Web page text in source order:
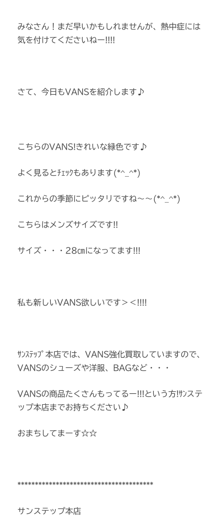
みなさん！まだ早いかもしれませんが、熱中症には
気を付けてくださいねー!!!!
さて、今日もVANSを紹介します♪
こちらのVANS!きれいな緑色です♪
よく見るとﾁｪｯｸもあります(*^_^*)
これからの季節にピッタリですね～～(*^_^*)
こちらはメンズサイズです!!
サイズ・・・28㎝になってます!!!
私も新しいVANS欲しいです＞＜!!!!
ｻﾝｽﾃｯﾌﾟ本店では、VANS強化買取していますので、
VANSのシューズや洋服、BAGなど・・・
VANSの商品たくさんもってるー!!!という方!ｻﾝステ
ップ本店までお持ちください♪
おまちしてまーす☆☆
***************************************
サンステップ本店